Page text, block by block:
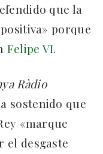
que la
porque
Felipe VI.
Ràdio
sostenido que
«marque
el desgaste